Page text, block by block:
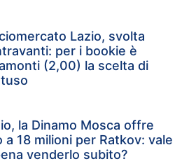
Lazio, svolta
per i bookie è
(2,00) la scelta di
la Dinamo Mosca offre
a 18 milioni per Ratkov: vale
venderlo subito?